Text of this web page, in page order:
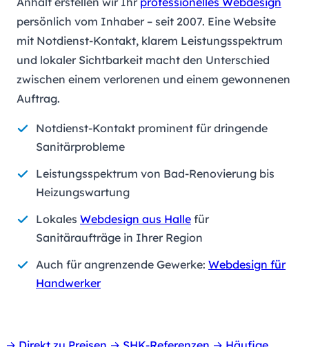
persönlich vom Inhaber – seit 2007. Eine Website
mit Notdienst-Kontakt, klarem Leistungsspektrum
und lokaler Sichtbarkeit macht den Unterschied
zwischen einem verlorenen und einem gewonnenen
Auftrag.
Notdienst-Kontakt prominent für dringende
Sanitärprobleme
Leistungsspektrum von Bad-Renovierung bis
Heizungswartung
Lokales Webdesign aus Halle für
Sanitäraufträge in Ihrer Region
Auch für angrenzende Gewerke: Webdesign für
Handwerker